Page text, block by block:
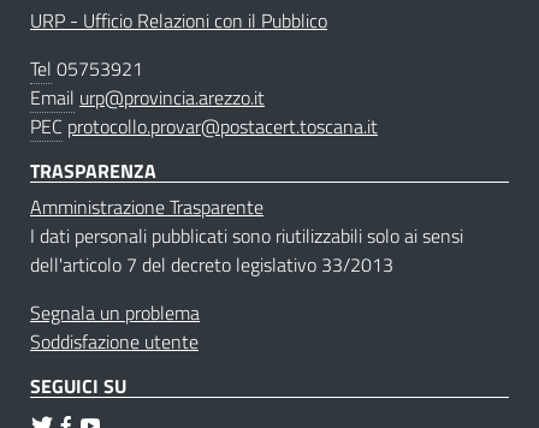
URP - Ufficio Relazioni con il Pubblico
Tel 05753921
Email urp@provincia.arezzo.it
PEC protocollo.provar@postacert.toscana.it
TRASPARENZA
Amministrazione Trasparente
I dati personali pubblicati sono riutilizzabili solo ai sensi
dell'articolo 7 del decreto legislativo 33/2013
Segnala un problema
Soddisfazione utente
SEGUICI SU